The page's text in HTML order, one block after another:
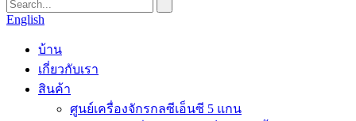
English
บ้าน
เกี่ยวกับเรา
สินค้า
ศูนย์เครื่องจักรกลซีเอ็นซี 5 แกน